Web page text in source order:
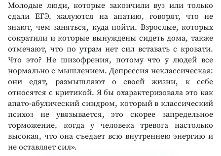
Молодые люди, которые закончили вуз или только
сдали ЕГЭ, жалуются на апатию, говорят, что не
знают, чем заняться, куда пойти. Взрослые, которых
сократили и которые вынуждены сидеть дома, также
отмечают, что по утрам нет сил вставать с кровати.
Что это? Не шизофрения, потому что у людей все
нормально с мышлением. Депрессия неклассическая:
они едят, размышляют о своей жизни, к себе
относятся с критикой. Я бы охарактеризовала это как
апато-абулический синдром, который в классический
психоз не увязывается, это скорее запредельное
торможение, когда у человека тревога настолько
высокая, что она съедает всю внутреннею энергию и
не оставляет сил».